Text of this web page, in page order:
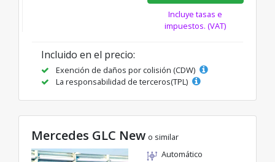
Incluye tasas e
impuestos. (VAT)
Incluido en el precio:
Exención de daños por colisión (CDW)
La responsabilidad de terceros(TPL)
Mercedes GLC New o similar
Automático